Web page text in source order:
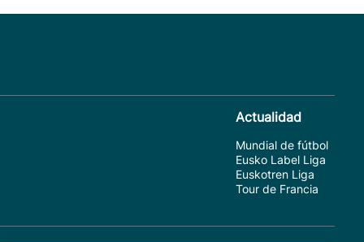
Actualidad
Mundial de fútbol
Eusko Label Liga
Euskotren Liga
Tour de Francia